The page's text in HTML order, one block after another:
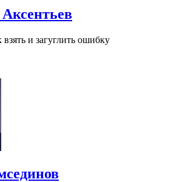
взять и загуглить ошибку